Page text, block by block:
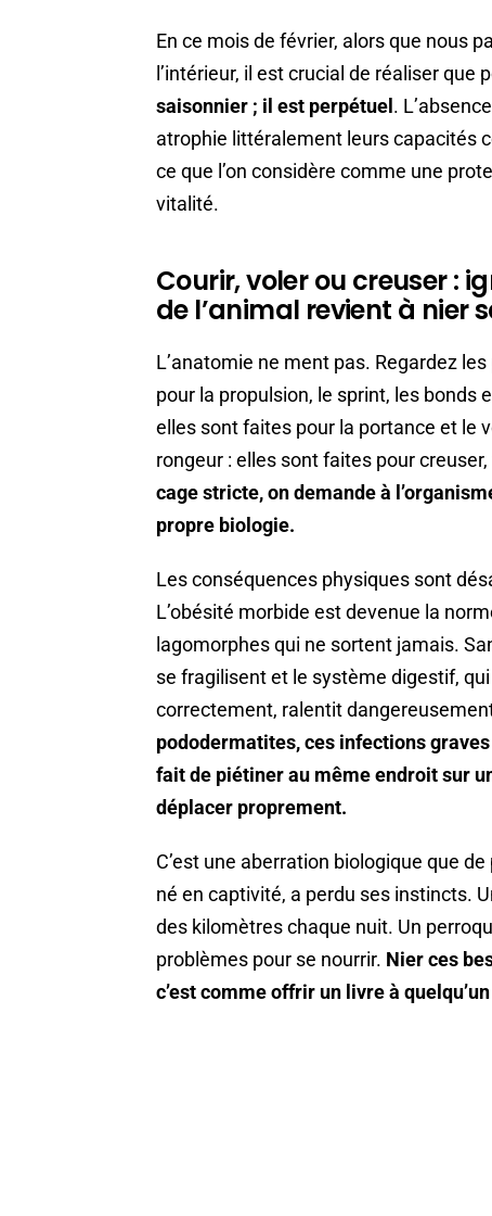
En ce mois de février, alors que nous
l’intérieur, il est crucial de réaliser que
saisonnier ; il est perpétuel .
atrophie littéralement leurs capacités
ce que l’on considère comme une
vitalité.
Courir, voler ou creuser :
de l’animal revient à nier
L’anatomie ne ment pas. Regardez
pour la propulsion, le sprint, les bonds
elles sont faites pour la portance et le
rongeur : elles sont faites pour
cage stricte, on demande à
propre biologie.
Les conséquences physiques sont
L’obésité morbide est devenue la
lagomorphes qui ne sortent jamais.
se fragilisent et le système digestif,
correctement, ralentit
pododermatites, ces infections
fait de piétiner au même endroit sur
déplacer proprement.
C’est une aberration biologique que
né en captivité, a perdu ses instincts.
des kilomètres chaque nuit. Un
problèmes pour se nourrir. Nier ces
c’est comme offrir un livre à